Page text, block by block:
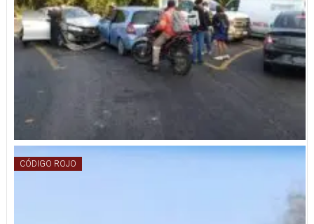
CÓDIGO ROJO